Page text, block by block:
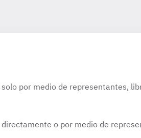
por medio de representantes,
o por medio de